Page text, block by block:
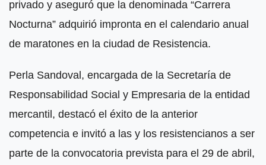
privado y aseguró que la denominada “Carrera
Nocturna” adquirió impronta en el calendario anual
de maratones en la ciudad de Resistencia.
Perla Sandoval, encargada de la Secretaría de
Responsabilidad Social y Empresaria de la entidad
mercantil, destacó el éxito de la anterior
competencia e invitó a las y los resistencianos a ser
parte de la convocatoria prevista para el 29 de abril,